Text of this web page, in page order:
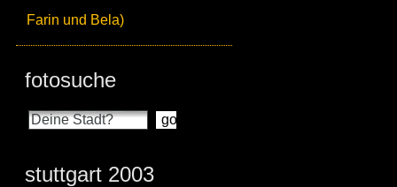
Farin und Bela)
fotosuche
stuttgart 2003